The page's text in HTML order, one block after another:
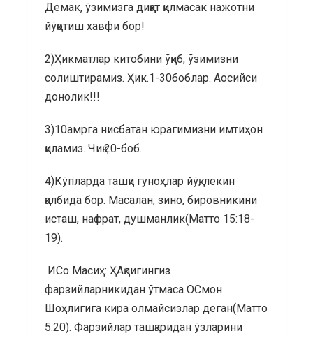
Демак, ўзимизга диққат қилмасак нажотни
йўқотиш хавфи бор!
2)Ҳикматлар китобини ўқиб, ўзимизни
солиштирамиз. Ҳик.1-30боблар. Аосийси
донолик!!!
3)10амрга нисбатан юрагимизни имтиҳон
қиламиз. Чиқ.20-боб.
4)Кўпларда ташқи гуноҳлар йўқ, лекин
қалбида бор. Масалан, зино, бировникини
исташ, нафрат, душманлик(Матто 15:18-
19).
ИСо Масиҳ: ҲАқлигингиз
фарзийларникидан ўтмаса ОСмон
Шоҳлигига кира олмайсизлар деган(Матто
5:20). Фарзийлар ташқаридан ўзларини